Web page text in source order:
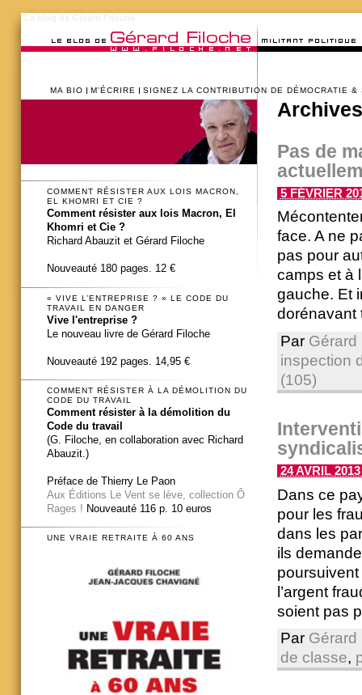
MA BIO M’ÉCRIRE SIGNEZ LA CONTRIBUTION DE DÉMOCRATIE &
Pas de
5 FÉVRIER
face. A ne
pas pour
camps et à
gauche. Et
dorénavant
Par Gérard
inspection
(105)
24 AVRIL
Dans ce
pour les
dans les
ils
l’argent
soient pas
Par Gérard
de classe,
COMMENT RÉSISTER AUX LOIS MACRON,
EL KHOMRI ET CIE ?
Comment résister aux lois Macron, El
Khomri et Cie ?
Richard Abauzit et Gérard Filoche
Nouveauté 180 pages. 12 €
« VIVE L’ENTREPRISE ? » LE CODE DU
TRAVAIL EN DANGER
Vive l'entreprise ?
Le nouveau livre de Gérard Filoche
Nouveauté 192 pages. 14,95 €
COMMENT RÉSISTER À LA DÉMOLITION DU
CODE DU TRAVAIL
Comment résister à la démolition du
Code du travail
(G. Filoche, en collaboration avec Richard
Abauzit.)
Préface de Thierry Le Paon
Aux Éditions Le Vent se lève, collection Ô
Rages ! Nouveauté 116 p. 10 euros
UNE VRAIE RETRAITE À 60 ANS